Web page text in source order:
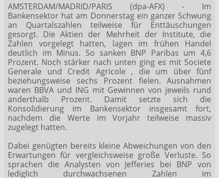
AMSTERDAM/MADRID/PARIS (dpa-AFX) - Im
Bankensektor hat am Donnerstag ein ganzer Schwung
an Quartalszahlen teilweise für Enttäuschungen
gesorgt. Die Aktien der Mehrheit der Institute, die
Zahlen vorgelegt hatten, lagen im frühen Handel
deutlich im Minus. So sanken BNP Paribas um 4,6
Prozent. Noch stärker nach unten ging es mit Societe
Generale und Credit Agricole , die um über fünf
beziehungsweise sechs Prozent fielen. Ausnahmen
waren BBVA und ING mit Gewinnen von jeweils rund
anderthalb Prozent. Damit setzte sich die
Konsolidierung im Bankensektor insgesamt fort,
nachdem die Werte im Vorjahr teilweise massiv
zugelegt hatten.
Dabei genügten bereits kleine Abweichungen von den
Erwartungen für vergleichsweise große Verluste. So
sprachen die Analysten von Jefferies bei BNP von
lediglich durchwachsenen Zahlen im